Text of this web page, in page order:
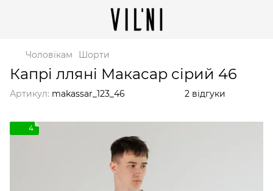
Чоловікам Шорти
Капрі лляні Макасар сірий 46
Артикул: makassar_123_46 2 відгуки
4